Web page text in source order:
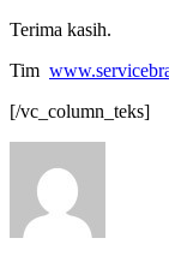
Terima kasih.
Tim
[/vc_column_teks]